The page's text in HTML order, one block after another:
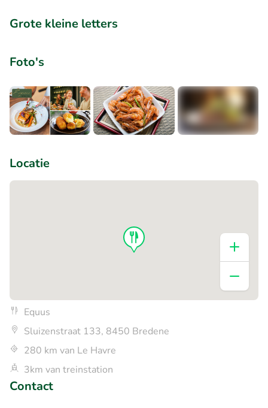
Grote kleine letters
Foto's
Locatie
Equus
Sluizenstraat 133, 8450 Bredene
280 km van Le Havre
3km van treinstation
Contact